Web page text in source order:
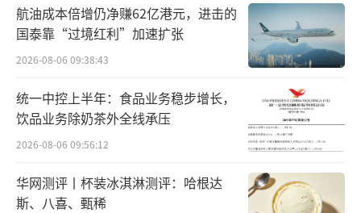
还有车主晒出自己收到的用户回馈通知
称，“一睁眼多了三万块钱，开心。”
航油成本倍增仍净赚62亿港元，进击的
国泰靠“过境红利”加速扩张
2026-08-06 09:38:43
统一中控上半年：食品业务稳步增长，
饮品业务除奶茶外全线承压
2026-08-06 09:56:12
华网测评丨杯装冰淇淋测评：哈根达
斯、八喜、甄稀